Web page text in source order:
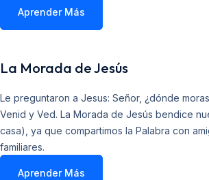
Aprender Más
La Morada de Jesús
Le preguntaron a Jesus: Señor, ¿dónde
Venid y Ved. La Morada de Jesús bendice
casa), ya que compartimos la Palabra con
familiares.
Aprender Más